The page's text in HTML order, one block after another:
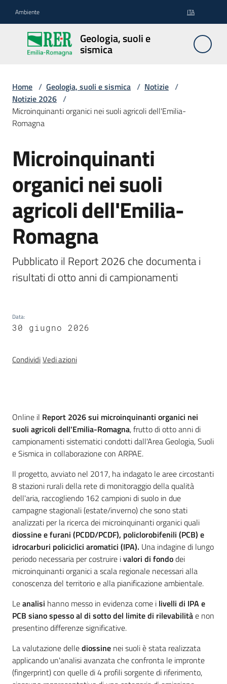
Ambiente ITA
Geologia, suoli e
sismica
Geologia,
suoli e
sismica
Geologia
Sismica
Cartografia
dati
Seguici
Ambiente
Argomenti
Novità
Servizi
Leggi Atti Bandi
Piani Programmi
Progetti
Home / Geologia, suoli e sismica / Notizie /
Notizie 2026 /
Microinquinanti organici nei suoli agricoli dell'Emilia-
Romagna
Salta al contenuto
Microinquinanti
organici nei suoli
agricoli dell'Emilia-
Romagna
Pubblicato il Report 2026 che documenta i
risultati di otto anni di campionamenti
Data:
30 giugno 2026
CondividiVedi azioni
Introduzione
Online il Report 2026 sui microinquinanti organici nei
suoli agricoli dell'Emilia-Romagna, frutto di otto anni di
campionamenti sistematici condotti dall'Area Geologia, Suoli
e Sismica in collaborazione con ARPAE.
Il progetto, avviato nel 2017, ha indagato le aree circostanti
8 stazioni rurali della rete di monitoraggio della qualità
dell'aria, raccogliendo 162 campioni di suolo in due
campagne stagionali (estate/inverno) che sono stati
analizzati per la ricerca dei microinquinanti organici quali
diossine e furani (PCDD/PCDF), policlorobifenili (PCB) e
idrocarburi policiclici aromatici (IPA). Una indagine di lungo
periodo necessaria per costruire ivalori di fondodei
microinquinanti organici a scala regionale necessari alla
conoscenza del territorio e alla pianificazione ambientale.
Leanalisi hanno messo in evidenza come i livelli di IPA e
PCB siano spesso al di sotto del limite di rilevabilitàe non
presentino differenze significative.
La valutazione dellediossine nei suoli è stata realizzata
applicando un'analisi avanzata che confronta le impronte
(fingerprint) con quelle di 4 profili sorgente di riferimento,